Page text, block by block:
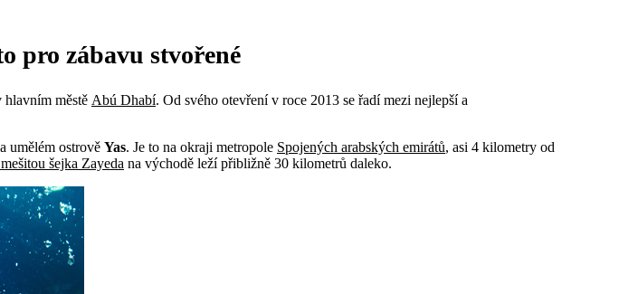
pro zábavu stvořené
hlavním městě Abú Dhabí. Od svého otevření v roce 2013 se řadí mezi nejlepší a
umělém ostrově Yas. Je to na okraji metropole Spojených arabských emirátů, asi 4 kilometry od
šejka Zayeda na východě leží přibližně 30 kilometrů daleko.